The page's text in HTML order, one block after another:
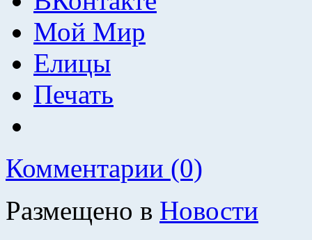
Мой Мир
Елицы
Печать
Комментарии (0)
Размещено в Новости